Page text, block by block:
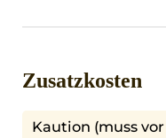
Zusatzkosten
Kaution (muss